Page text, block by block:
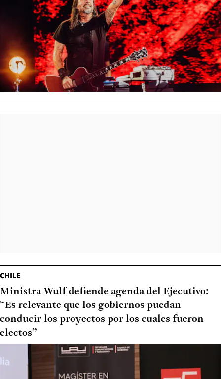
CHILE
Ministra Wulf defiende agenda del Ejecutivo:
“Es relevante que los gobiernos puedan
conducir los proyectos por los cuales fueron
electos”